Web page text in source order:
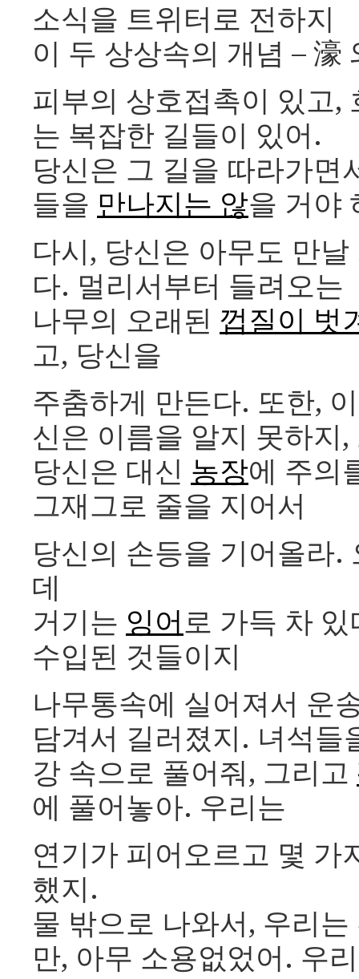
소식을 트위터로 전하지
이 두 상상속의 개념 – 濠
피부의 상호접촉이 있고,
는 복잡한 길들이 있어.
당신은 그 길을 따라가면
들을 만나지는 않을 거야
다시, 당신은 아무도 만
다. 멀리서부터 들려오는
나무의 오래된 껍질이 벗
고, 당신을
주춤하게 만든다. 또한,
신은 이름을 알지 못하지,
당신은 대신 농장에 주의
그재그로 줄을 지어서
당신의 손등을 기어올라.
데
거기는 잉어로 가득 차
수입된 것들이지
나무통속에 실어져서 운
담겨서 길러졌지. 녀석들
강 속으로 풀어줘, 그리고
에 풀어놓아. 우리는
연기가 피어오르고 몇 가
했지.
물 밖으로 나와서, 우리
만, 아무 소용없었어. 우